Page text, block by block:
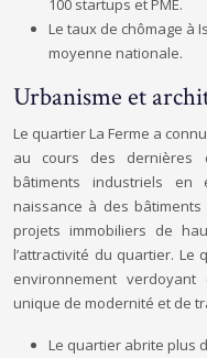
100 startups et PME.
Le taux de chômage à
moyenne nationale.
Urbanisme et
Le quartier La Ferme a
au cours des dernières
bâtiments industriels
naissance à des
projets immobiliers de
l’attractivité du quartier. Le
environnement
unique de modernité et de
Le quartier abrite plus